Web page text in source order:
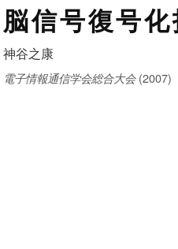
脳信号復号
神谷之康
電子情報通信学会総合大会(2007)